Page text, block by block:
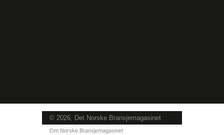
© 2026, Det Norske Bransjemagasinet
Om Norske Bransjemagasinet